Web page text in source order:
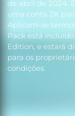
de abril de 2024.
uma conta 2K
Aplicam-se
Pack está
Edition, e estará
para os
condições.